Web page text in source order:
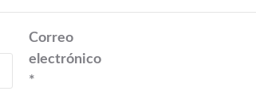
Correo
electrónico
*